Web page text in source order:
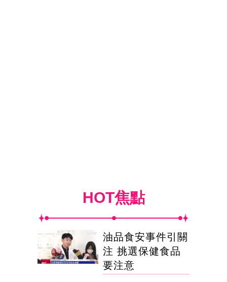
HOT焦點
油品食安事件引關
注 挑選保健食品
要注意